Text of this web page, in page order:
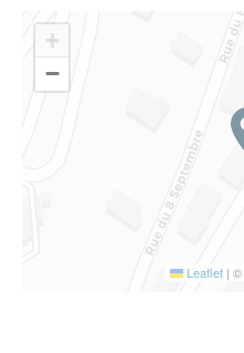
+
−
Leaflet | ©